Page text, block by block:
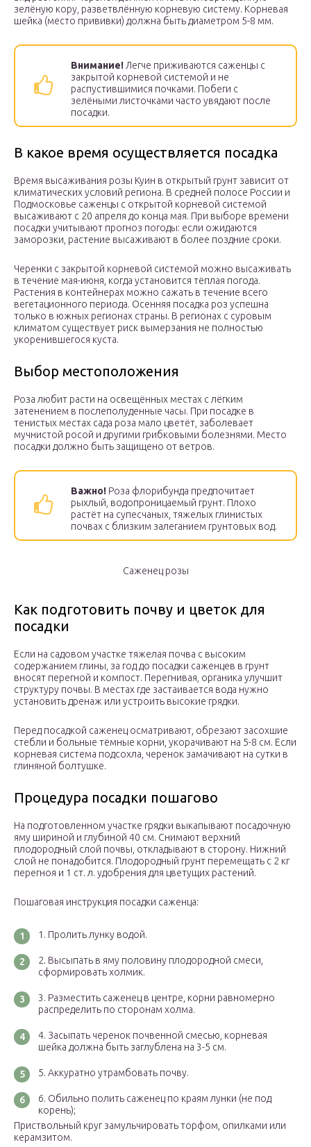
зелёную кору, разветвлённую корневую систему. Корневая
шейка (место прививки) должна быть диаметром 5-8 мм.
Внимание! Легче приживаются саженцы с
закрытой корневой системой и не
распустившимися почками. Побеги с
зелёными листочками часто увядают после
посадки.
В какое время осуществляется посадка
Время высаживания розы Куин в открытый грунт зависит от
климатических условий региона. В средней полосе России и
Подмосковье саженцы с открытой корневой системой
высаживают с 20 апреля до конца мая. При выборе времени
посадки учитывают прогноз погоды: если ожидаются
заморозки, растение высаживают в более поздние сроки.
Черенки с закрытой корневой системой можно высаживать
в течение мая-июня, когда установится тёплая погода.
Растения в контейнерах можно сажать в течение всего
вегетационного периода. Осенняя посадка роз успешна
только в южных регионах страны. В регионах с суровым
климатом существует риск вымерзания не полностью
укоренившегося куста.
Выбор местоположения
Роза любит расти на освещённых местах с лёгким
затенением в послеполуденные часы. При посадке в
тенистых местах сада роза мало цветёт, заболевает
мучнистой росой и другими грибковыми болезнями. Место
посадки должно быть защищено от ветров.
Важно! Роза флорибунда предпочитает
рыхлый, водопроницаемый грунт. Плохо
растёт на супесчаных, тяжелых глинистых
почвах с близким залеганием грунтовых вод.
Саженец розы
Как подготовить почву и цветок для
посадки
Если на садовом участке тяжелая почва с высоким
содержанием глины, за год до посадки саженцев в грунт
вносят перегной и компост. Перегнивая, органика улучшит
структуру почвы. В местах где застаивается вода нужно
установить дренаж или устроить высокие грядки.
Перед посадкой саженец осматривают, обрезают засохшие
стебли и больные тёмные корни, укорачивают на 5-8 см. Если
корневая система подсохла, черенок замачивают на сутки в
глиняной болтушке.
Процедура посадки пошагово
На подготовленном участке грядки выкапывают посадочную
яму шириной и глубиной 40 см. Снимают верхний
плодородный слой почвы, откладывают в сторону. Нижний
слой не понадобится. Плодородный грунт перемещать с 2 кг
перегноя и 1 ст. л. удобрения для цветущих растений.
Пошаговая инструкция посадки саженца:
Пролить лунку водой.
Высыпать в яму половину плодородной смеси,
сформировать холмик.
Разместить саженец в центре, корни равномерно
распределить по сторонам холма.
Засыпать черенок почвенной смесью, корневая
шейка должна быть заглублена на 3-5 см.
Аккуратно утрамбовать почву.
Обильно полить саженец по краям лунки (не под
корень);
Приствольный круг замульчировать торфом, опилками или
керамзитом.